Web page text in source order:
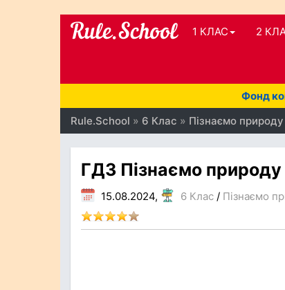
1 КЛАС 2
Фонд
Rule.School » 6 Клас » Пізнаємо природу
ГДЗ Пізнаємо
15.08.2024, 6 Клас / Пізнаємо